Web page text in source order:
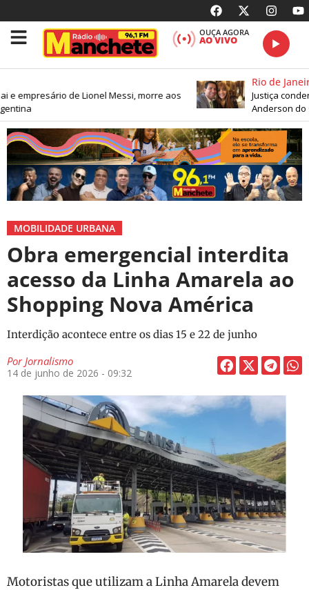
OUÇA AGORA
AO VIVO
e empresário de Lionel Messi, morre aos
Rio de Janeiro
Justiça
Anderson do
MOBILIDADE URBANA
Obra emergencial interdita
acesso da Linha Amarela ao
Shopping Nova América
Interdição acontece entre os dias 15 e 22 de junho
PorJornalismo
14 de junho de 2026 - 09:32
Motoristas que utilizam a Linha Amarela devem